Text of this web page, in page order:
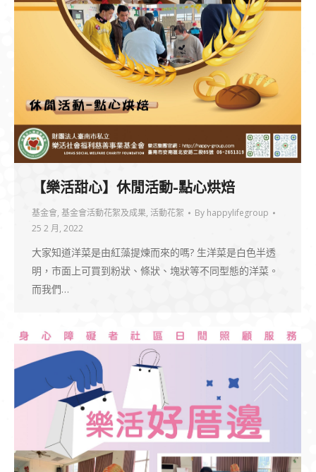
【樂活甜心】休閒活動-點心烘焙
基金會, 基金會活動花絮及成果, 活動花絮 By happylifegroup
25 2 月, 2022
大家知道洋菜是由紅藻提煉而來的嗎? 生洋菜是白色半透
明，市面上可買到粉狀、條狀、塊狀等不同型態的洋菜。
而我們…